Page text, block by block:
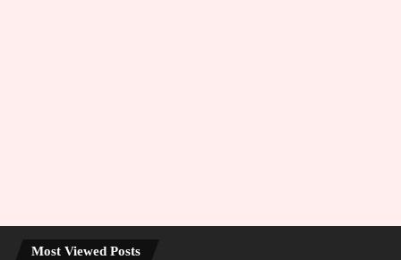
Most Viewed Posts